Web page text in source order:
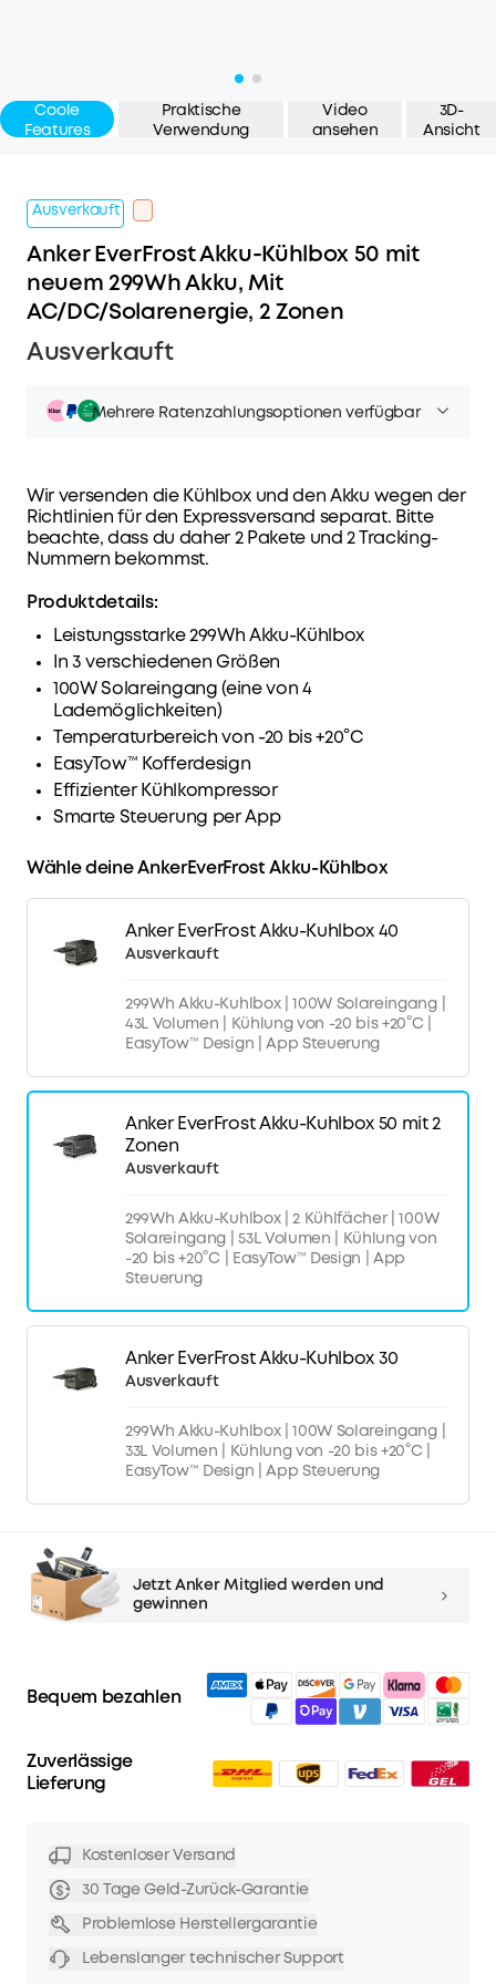
Coole
Features
Praktische
Verwendung
Video
ansehen
3D-
Ansicht
Ausverkauft
Anker EverFrost Akku-Kühlbox 50 mit
neuem 299Wh Akku, Mit
AC/DC/Solarenergie, 2 Zonen
Ausverkauft
Mehrere Ratenzahlungsoptionen verfügbar
Kleine flexible monatliche Raten ab 4,08% eff.
Jetzt profitieren
Wir versenden die Kühlbox und den Akku wegen der
Richtlinien für den Expressversand separat. Bitte
beachte, dass du daher 2 Pakete und 2 Tracking-
Nummern bekommst.
Produktdetails:
Leistungsstarke 299Wh Akku-Kühlbox
In 3 verschiedenen Größen
100W Solareingang (eine von 4
Lademöglichkeiten)
Temperaturbereich von -20 bis +20°C
EasyTow™ Kofferdesign
Effizienter Kühlkompressor
Smarte Steuerung per App
Wähle deine AnkerEverFrost Akku-Kühlbox
Anker EverFrost Akku-Kuhlbox 40
Ausverkauft
299Wh Akku-Kuhlbox | 100W Solareingang |
43L Volumen | Kühlung von -20 bis +20°C |
EasyTow™ Design | App Steuerung
Anker EverFrost Akku-Kuhlbox 50 mit 2
Zonen
Ausverkauft
299Wh Akku-Kuhlbox | 2 Kühlfächer | 100W
Solareingang | 53L Volumen | Kühlung von
-20 bis +20°C | EasyTow™ Design | App
Steuerung
Anker EverFrost Akku-Kuhlbox 30
Ausverkauft
299Wh Akku-Kuhlbox | 100W Solareingang |
33L Volumen | Kühlung von -20 bis +20°C |
EasyTow™ Design | App Steuerung
Jetzt Anker Mitglied werden und
gewinnen
Bequem bezahlen
Zuverlässige
Lieferung
Kostenloser Versand
30 Tage Geld-Zurück-Garantie
Problemlose Herstellergarantie
Lebenslanger technischer Support